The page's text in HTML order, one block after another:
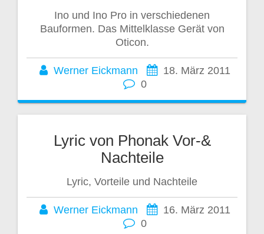
Ino und Ino Pro in verschiedenen
Bauformen. Das Mittelklasse Gerät von
Oticon.
Werner Eickmann
18. März 2011
0
Lyric von Phonak Vor-&
Nachteile
Lyric, Vorteile und Nachteile
Werner Eickmann
16. März 2011
0